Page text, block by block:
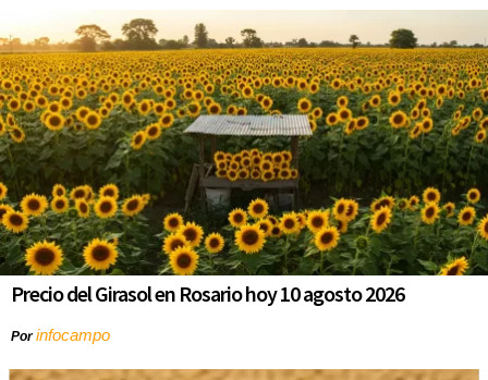
Precio del Girasol en Rosario hoy 10 agosto 2026
Porinfocampo